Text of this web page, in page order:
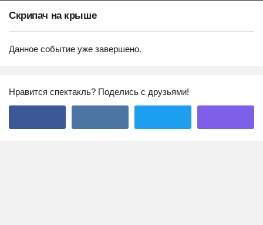
Скрипач на крыше
Данное событие уже завершено.
Нравится спектакль? Поделись с друзьями!